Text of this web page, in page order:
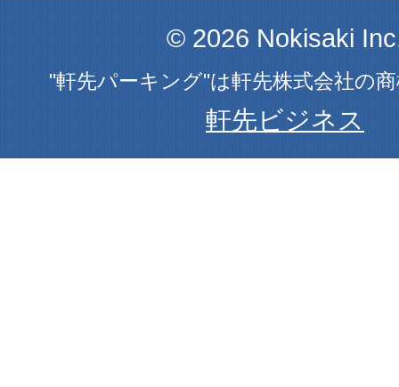
© 2026 Nokisaki
"軒先パーキング"は軒先株式会社の
軒先ビジネス